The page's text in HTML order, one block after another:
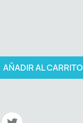
AÑADIR AL CARRITO